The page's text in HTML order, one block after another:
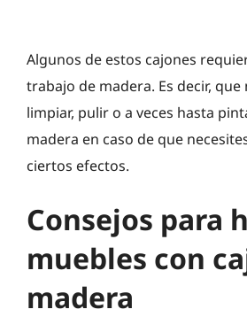
Algunos de estos cajones
trabajo de madera. Es decir, que
limpiar, pulir o a veces hasta
madera en caso de que
ciertos efectos.
Consejos para
muebles con
madera